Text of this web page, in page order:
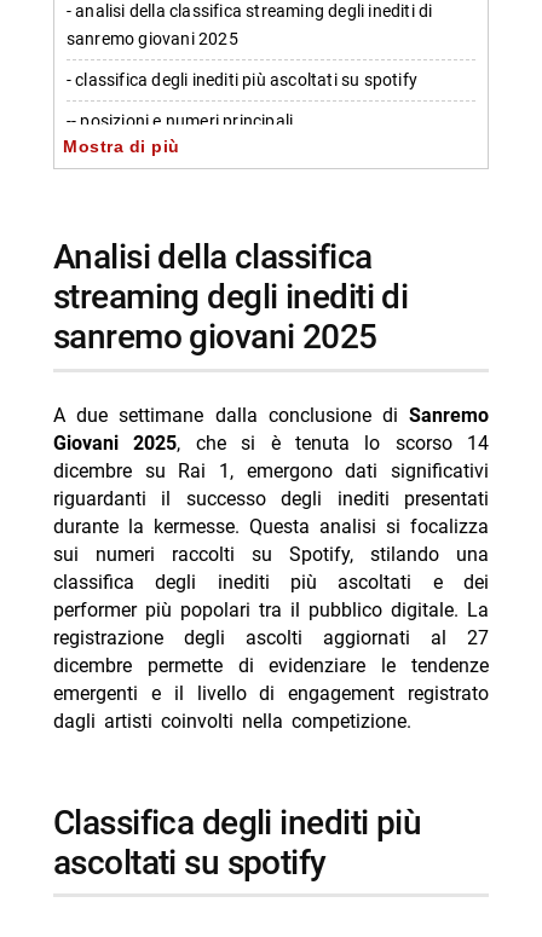
- analisi della classifica streaming degli inediti di
sanremo giovani 2025
- classifica degli inediti più ascoltati su spotify
-- posizioni e numeri principali
- artist più ascoltati su spotify e popolarità mensile
- conclusioni sulla performance degli artisti
emergenti
-- personaggi e partecipanti menzionati
-- RispondiAnnulla risposta
- Reacher 4 arriva su Prime Video il 12 agosto
- Doc: Argentero lascia, quarta stagione ultima
- Chad Powers 2: la seconda stagione dal 3
settembre
- ER Medici in prima linea: cosa fanno oggi i
protagonisti
- Neuromancer: teaser e data d’uscita svelati al
Comic-Con 2026
Mostra di più
analisi della classifica
streaming degli inediti di
sanremo giovani 2025
A due settimane dalla conclusione diSanremo
Giovani 2025, che si è tenuta lo scorso 14
dicembre su Rai 1, emergono dati significativi
riguardanti il successo degli inediti presentati
durante la kermesse. Questa analisi si focalizza
sui numeri raccolti su Spotify, stilando una
classifica degli inediti più ascoltati e dei
performer più popolari tra il pubblico digitale. La
registrazione degli ascolti aggiornati al 27
dicembre permette di evidenziare le tendenze
emergenti e il livello di engagement registrato
dagli artisti coinvolti nella competizione.
classifica degli inediti più
ascoltati su spotify